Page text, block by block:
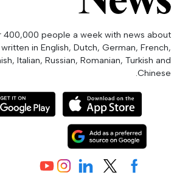
400,000 people a week with news about
in English, Dutch, German, French,
Italian, Russian, Romanian, Turkish and
Chinese.